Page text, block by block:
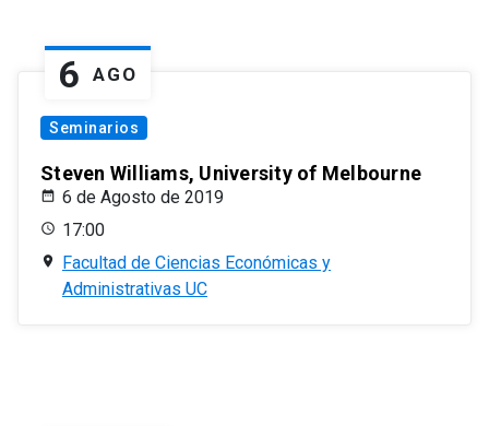
6 AGO
Seminarios
Steven Williams, University of Melbourne
6 de Agosto de 2019
17:00
Facultad de Ciencias Económicas y
Administrativas UC